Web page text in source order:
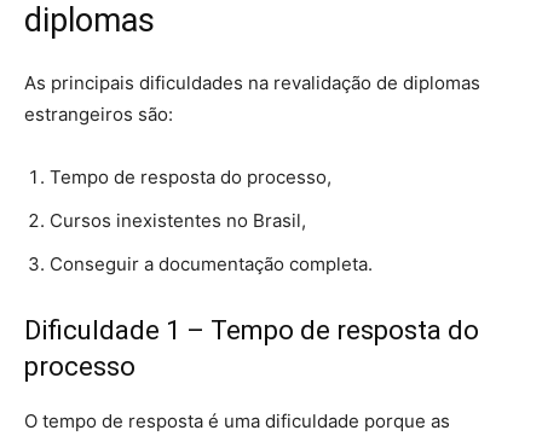
diplomas
As principais dificuldades na revalidação de diplomas
estrangeiros são:
Tempo de resposta do processo,
Cursos inexistentes no Brasil,
Conseguir a documentação completa.
Dificuldade 1 – Tempo de resposta do
processo
O tempo de resposta é uma dificuldade porque as